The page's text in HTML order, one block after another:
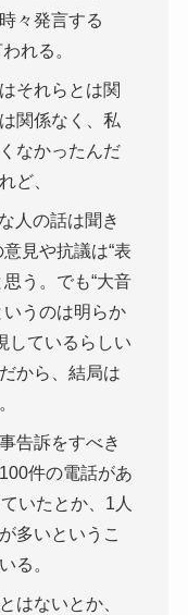
々発言する
れる。
それらとは関
関係なく、私
なかったんだ
ど、
人の話は聞き
見や抗議は“表
う。でも“大音
いうのは明らか
しているらしい
から、結局は
告訴をすべき
件の電話があ
いたとか、1人
多いというこ
る。
はないとか、